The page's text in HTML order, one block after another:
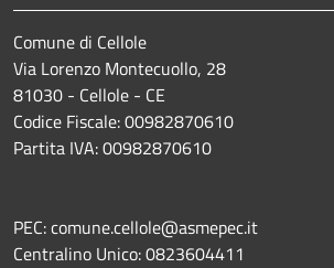
Comune di Cellole
Via Lorenzo Montecuollo, 28
81030 - Cellole - CE
Codice Fiscale: 00982870610
Partita IVA: 00982870610
PEC: comune.cellole@asmepec.it
Centralino Unico: 0823604411